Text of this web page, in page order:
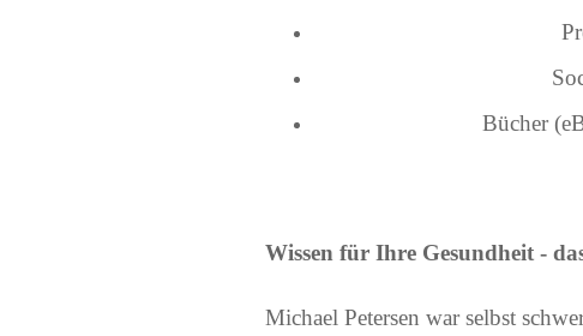
Bücher
Wissen für Ihre Gesundheit -
Michael Petersen war selbst